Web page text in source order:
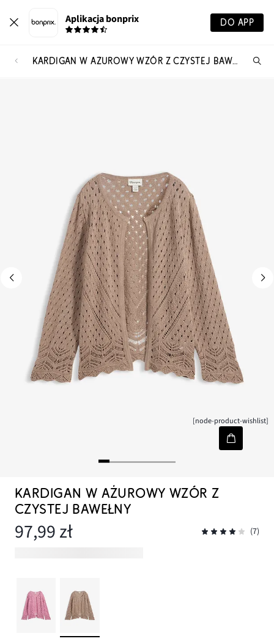
Aplikacja bonprix DO APP
KARDIGAN W AŻUROWY WZÓR Z CZYSTEJ BAWEŁNY
[node-product-wishlist]
KARDIGAN W AŻUROWY WZÓR Z
CZYSTEJ BAWEŁNY
97,99 zł (7)